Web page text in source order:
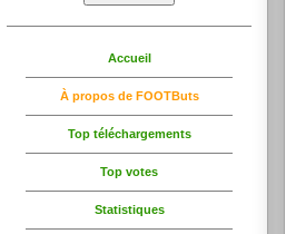
Accueil
À propos de FOOTButs
Top téléchargements
Top votes
Statistiques